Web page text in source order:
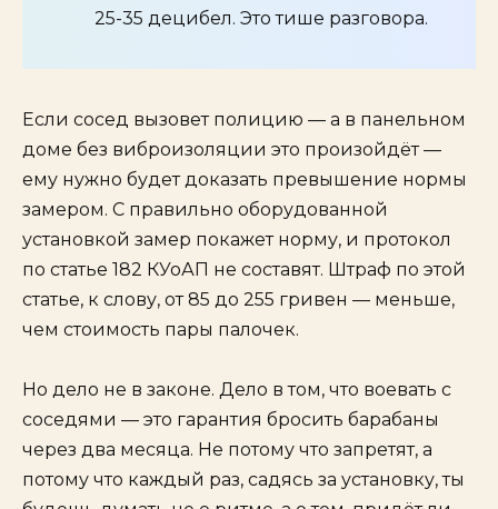
25-35 децибел. Это тише разговора.
Если сосед вызовет полицию — а в панельном
доме без виброизоляции это произойдёт —
ему нужно будет доказать превышение нормы
замером. С правильно оборудованной
установкой замер покажет норму, и протокол
по статье 182 КУоАП не составят. Штраф по этой
статье, к слову, от 85 до 255 гривен — меньше,
чем стоимость пары палочек.
Но дело не в законе. Дело в том, что воевать с
соседями — это гарантия бросить барабаны
через два месяца. Не потому что запретят, а
потому что каждый раз, садясь за установку, ты